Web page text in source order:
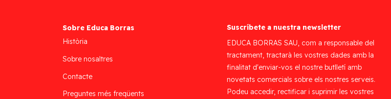
Sobre Educa Borras
Història
Sobre nosaltres
Contacte
Preguntes més freqüents
Suscríbete a nuestra newsletter
EDUCA BORRAS SAU, com a responsable del
tractament, tractarà les vostres dades amb la
finalitat d'enviar-vos el nostre butlletí amb
novetats comercials sobre els nostres serveis.
Podeu accedir, rectificar i suprimir les vostres